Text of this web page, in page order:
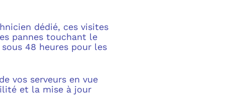
dédié, ces visites
pannes touchant le
48 heures pour les
vos serveurs en vue
et la mise à jour